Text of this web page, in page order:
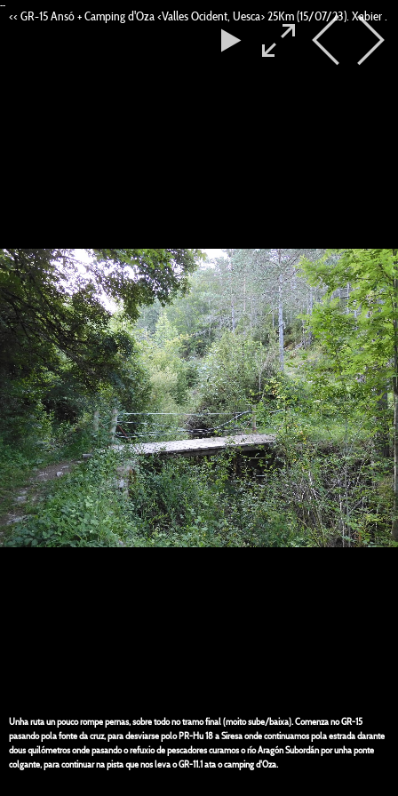
<< GR-15 Ansó + Camping d'Oza <Valles Ocident, Uesca> 25Km (15/07/23). Xabier .
Unha ruta un pouco rompe pernas, sobre todo no tramo final (moito sube/baixa). Comenza no GR-15
pasando pola fonte da cruz, para desviarse polo PR-Hu 18 a Siresa onde continuamos pola estrada darante
dous quilómetros onde pasando o refuxio de pescadores curamos o río Aragón Subordán por unha ponte
colgante, para continuar na pista que nos leva o GR-11.1 ata o camping d'Oza.
--